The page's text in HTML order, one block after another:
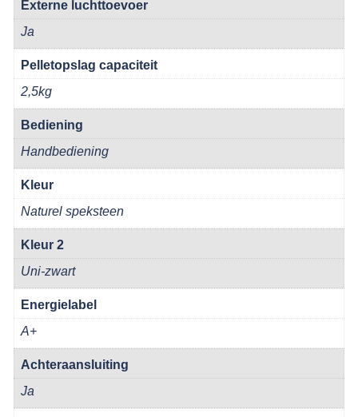
Externe luchttoevoer
Ja
Pelletopslag capaciteit
2,5kg
Bediening
Handbediening
Kleur
Naturel speksteen
Kleur 2
Uni-zwart
Energielabel
A+
Achteraansluiting
Ja